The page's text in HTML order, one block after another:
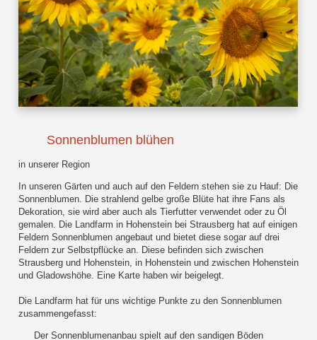
Sonnenblumen blühen
in unserer Region
In unseren Gärten und auch auf den Feldern stehen sie zu Hauf: Die
Sonnenblumen. Die strahlend gelbe große Blüte hat ihre Fans als
Dekoration, sie wird aber auch als Tierfutter verwendet oder zu Öl
gemalen. Die Landfarm in Hohenstein bei Strausberg hat auf einigen
Feldern Sonnenblumen angebaut und bietet diese sogar auf drei
Feldern zur Selbstpflücke an. Diese befinden sich zwischen
Strausberg und Hohenstein, in Hohenstein und zwischen Hohenstein
und Gladowshöhe. Eine Karte haben wir beigelegt.
Die Landfarm hat für uns wichtige Punkte zu den Sonnenblumen
zusammengefasst:
Der Sonnenblumenanbau spielt auf den sandigen Böden